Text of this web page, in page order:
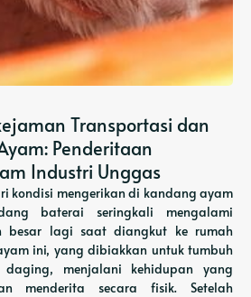
Transportasi dan
Penderitaan
Industri Unggas
kondisi mengerikan di kandang ayam
baterai seringkali mengalami
besar lagi saat diangkut ke rumah
ini, yang dibiakkan untuk tumbuh
menjalani kehidupan yang
menderita secara fisik. Setelah